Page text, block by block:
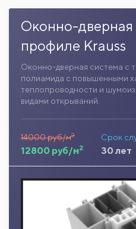
Оконно-дверная
профиле Krauss
Оконно-дверная система с
полиамида с повышенными
теплопроводности и
видами открываний.
14000 руб/м2
12800 руб/м2
Срок
30 лет